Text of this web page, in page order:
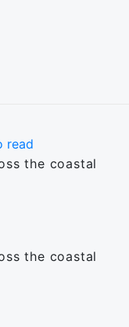
read
the coastal
the coastal